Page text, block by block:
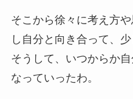
そこから徐々に考え方
し自分と向き合って、
そうして、いつからか
なっていったわ。